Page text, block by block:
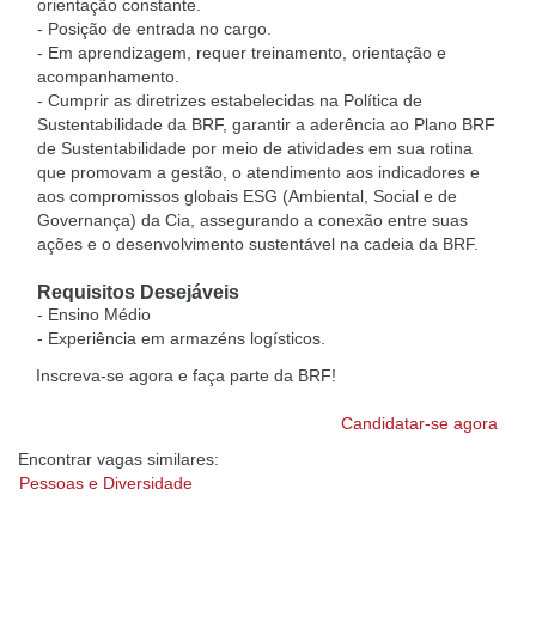
orientação constante.
- Posição de entrada no cargo.
- Em aprendizagem, requer treinamento, orientação e
acompanhamento.
- Cumprir as diretrizes estabelecidas na Política de
Sustentabilidade da BRF, garantir a aderência ao Plano BRF
de Sustentabilidade por meio de atividades em sua rotina
que promovam a gestão, o atendimento aos indicadores e
aos compromissos globais ESG (Ambiental, Social e de
Governança) da Cia, assegurando a conexão entre suas
ações e o desenvolvimento sustentável na cadeia da BRF.
Requisitos Desejáveis
- Ensino Médio
- Experiência em armazéns logísticos.
Inscreva-se agora e faça parte da BRF!
Candidatar-se agora
Encontrar vagas similares:
Pessoas e Diversidade